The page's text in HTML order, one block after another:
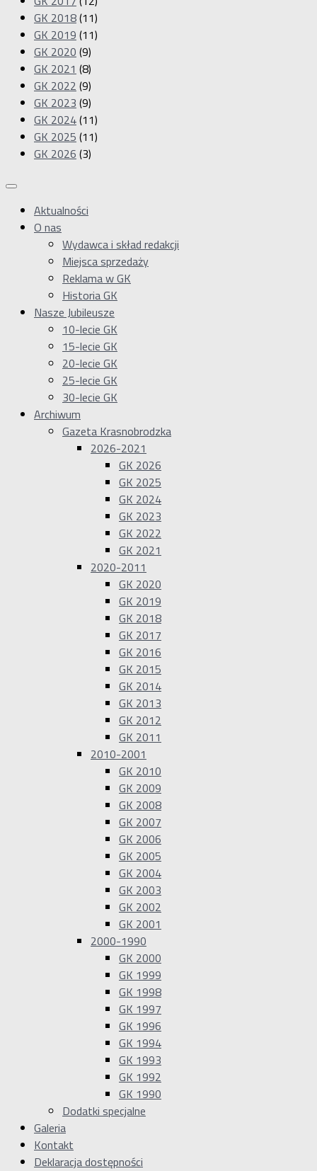
GK 2018(11)
GK 2019 (11)
GK 2020 (9)
GK 2021 (8)
GK 2022 (9)
GK 2023 (9)
GK 2024(11)
GK 2025 (11)
GK 2026 (3)
Aktualności
O nas
Wydawca i skład redakcji
Miejsca sprzedaży
Reklama w GK
Historia GK
Nasze Jubileusze
10-lecie GK
15-lecie GK
20-lecie GK
25-lecie GK
30-lecie GK
Archiwum
Gazeta Krasnobrodzka
2026-2021
GK 2026
GK 2025
GK 2024
GK 2023
GK 2022
GK 2021
2020-2011
GK 2020
GK 2019
GK 2018
GK 2017
GK 2016
GK 2015
GK 2014
GK 2013
GK 2012
GK 2011
2010-2001
GK 2010
GK 2009
GK 2008
GK 2007
GK 2006
GK 2005
GK 2004
GK 2003
GK 2002
GK 2001
2000-1990
GK 2000
GK 1999
GK 1998
GK 1997
GK 1996
GK 1994
GK 1993
GK 1992
GK 1990
Dodatki specjalne
Galeria
Kontakt
Deklaracja dostępności